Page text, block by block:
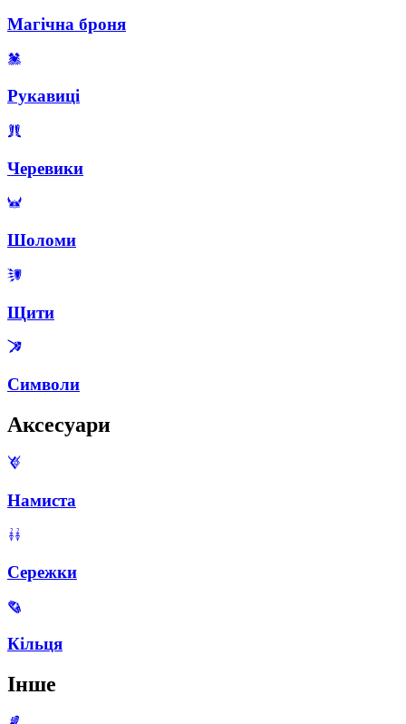
Магічна броня
Рукавиці
Черевики
Шоломи
Щити
Символи
Аксесуари
Намиста
Сережки
Кільця
Інше